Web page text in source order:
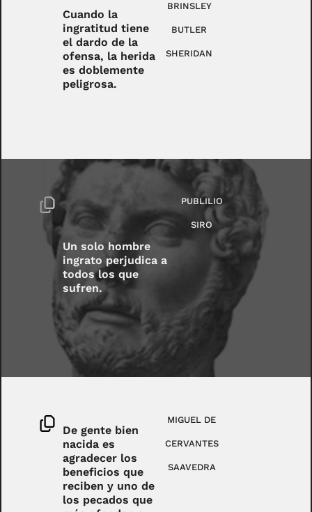
Cuando la
ingratitud tiene
el dardo de la
ofensa, la herida
es doblemente
peligrosa.
BRINSLEY
BUTLER
SHERIDAN
Un solo hombre
ingrato perjudica a
todos los que
sufren.
PUBLILIO
SIRO
De gente bien
nacida es
agradecer los
beneficios que
reciben y uno de
los pecados que
MIGUEL DE
CERVANTES
SAAVEDRA